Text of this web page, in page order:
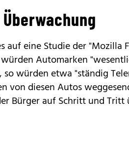
auf eine Studie der "Mozilla
Automarken
so würden etwa "ständig
von diesen Autos
Bürger auf Schritt und